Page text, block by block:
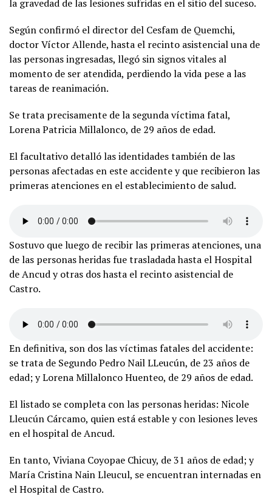
la gravedad de las lesiones sufridas en el sitio del suceso.
Según confirmó el director del Cesfam de Quemchi,
doctor Víctor Allende, hasta el recinto asistencial una de
las personas ingresadas, llegó sin signos vitales al
momento de ser atendida, perdiendo la vida pese a las
tareas de reanimación.
Se trata precisamente de la segunda víctima fatal,
Lorena Patricia Millalonco, de 29 años de edad.
El facultativo detalló las identidades también de las
personas afectadas en este accidente y que recibieron las
primeras atenciones en el establecimiento de salud.
Sostuvo que luego de recibir las primeras atenciones, una
de las personas heridas fue trasladada hasta el Hospital
de Ancud y otras dos hasta el recinto asistencial de
Castro.
En definitiva, son dos las víctimas fatales del accidente:
se trata de Segundo Pedro Nail LLeucún, de 23 años de
edad; y Lorena Millalonco Huenteo, de 29 años de edad.
El listado se completa con las personas heridas: Nicole
Lleucún Cárcamo, quien está estable y con lesiones leves
en el hospital de Ancud.
En tanto, Viviana Coyopae Chicuy, de 31 años de edad; y
María Cristina Nain Lleucul, se encuentran internadas en
el Hospital de Castro.